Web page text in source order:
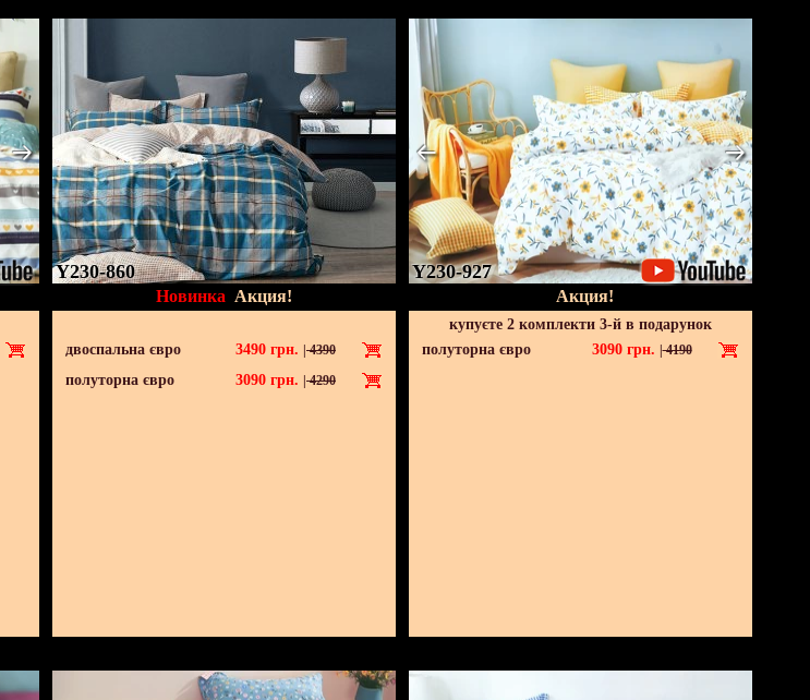
Y230-860
Новинка Акция!
двоспальна євро 3490 грн. 4390
полуторна євро 3090 грн. 4290
Y230-927
Акция!
купуєте 2 комплекти 3-й в подарунок
полуторна євро
3090 грн. |4190